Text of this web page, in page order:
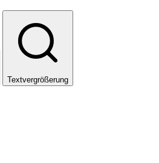
Textvergrößerung